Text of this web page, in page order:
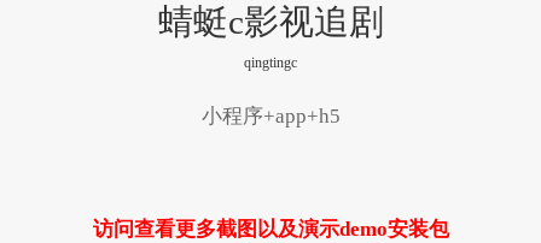
蜻蜓c影视追剧
qingtingc
小程序+app+h5
访问查看更多截图以及演示demo安装包